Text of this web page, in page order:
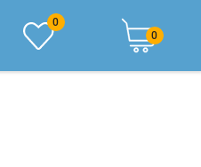
0
0